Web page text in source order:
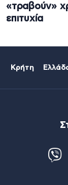
«τραβούν»
επιτυχία
Κρήτη